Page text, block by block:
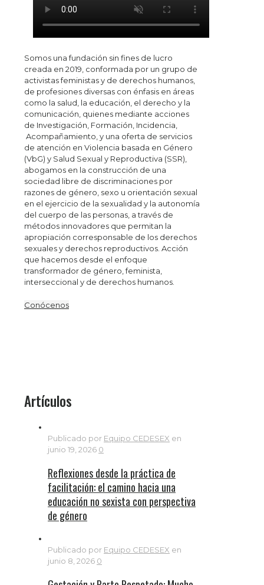
Somos una fundación sin fines de lucro
creada en 2019, conformada por un grupo de
activistas feministas y de derechos humanos,
de profesiones diversas con énfasis en áreas
como la salud, la educación, el derecho y la
comunicación, quienes mediante acciones
de Investigación, Formación, Incidencia,
Acompañamiento, y una oferta de servicios
de atención en Violencia basada en Género
(VbG) y Salud Sexual y Reproductiva (SSR),
abogamos en la construcción de una
sociedad libre de discriminaciones por
razones de género, sexo u orientación sexual
en el ejercicio de la sexualidad y la autonomía
del cuerpo de las personas, a través de
métodos innovadores que permitan la
apropiación corresponsable de los derechos
sexuales y derechos reproductivos. Acción
que hacemos desde el enfoque
transformador de género, feminista,
interseccional y de derechos humanos.
Conócenos
Artículos
Publicado por Equipo CEDESEX en
junio 19, 2026 0
Reflexiones desde la práctica de
facilitación: el camino hacia una
educación no sexista con perspectiva
de género
Publicado por Equipo CEDESEX en
junio 8, 2026 0